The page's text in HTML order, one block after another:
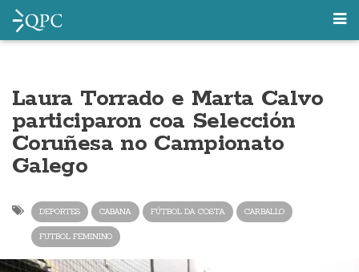
Laura Torrado e Marta Calvo
participaron coa Selección
Coruñesa no Campionato
Galego
DEPORTES CABANA FÚTBOL DA COSTA CARBALLO
FUTBOL FEMININO